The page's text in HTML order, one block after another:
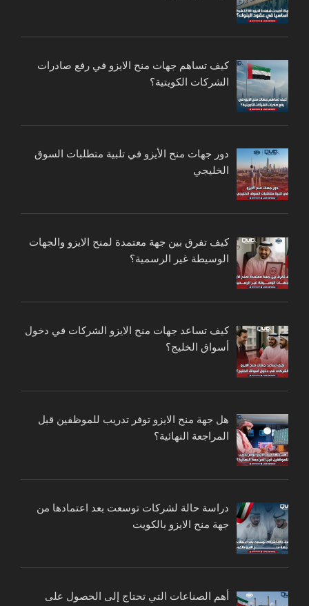
كيف تساهم جهات منح الايزو في رفع صادرات
الشركات الكويتية؟
دور جهات منح الأيزو في تلبية متطلبات السوق
الخليجي
كيف تفرق بين جهة معتمدة لمنح الايزو والجهات
الوسيطة غير الرسمية؟
كيف تساعد جهات منح الايزو الشركات في دخول
أسواق الخليج؟
هل جهة منح الايزو توفر تدريب للموظفين قبل
المراجعة النهائية؟
دراسة حالة لشركات توسعت بعد اعتمادها من
جهة منح الايزو بالكويت
أهم الصناعات التي تحتاج إلى الحصول على